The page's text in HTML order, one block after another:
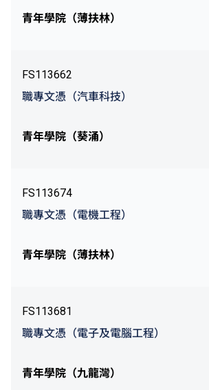
青年學院（薄扶林）
FS113662
職專文憑（汽車科技）
青年學院（葵涌）
FS113674
職專文憑（電機工程）
青年學院（薄扶林）
FS113681
職專文憑（電子及電腦工程）
青年學院（九龍灣）